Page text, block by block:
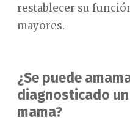
restablecer su
mayores.
¿Se puede
diagnosticado
mama?